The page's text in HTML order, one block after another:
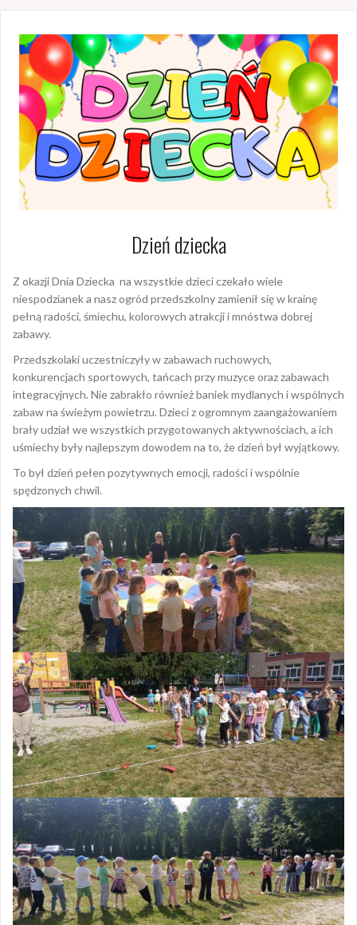
Dzień dziecka
Z okazji Dnia Dziecka na wszystkie dzieci czekało wiele
niespodzianek a nasz ogród przedszkolny zamienił się w krainę
pełną radości, śmiechu, kolorowych atrakcji i mnóstwa dobrej
zabawy.
Przedszkolaki uczestniczyły w zabawach ruchowych,
konkurencjach sportowych, tańcach przy muzyce oraz zabawach
integracyjnych. Nie zabrakło również baniek mydlanych i wspólnych
zabaw na świeżym powietrzu. Dzieci z ogromnym zaangażowaniem
brały udział we wszystkich przygotowanych aktywnościach, a ich
uśmiechy były najlepszym dowodem na to, że dzień był wyjątkowy.
To był dzień pełen pozytywnych emocji, radości i wspólnie
spędzonych chwil.